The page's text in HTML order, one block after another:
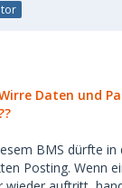
Daten und
BMS dürfte in
Posting. Wenn